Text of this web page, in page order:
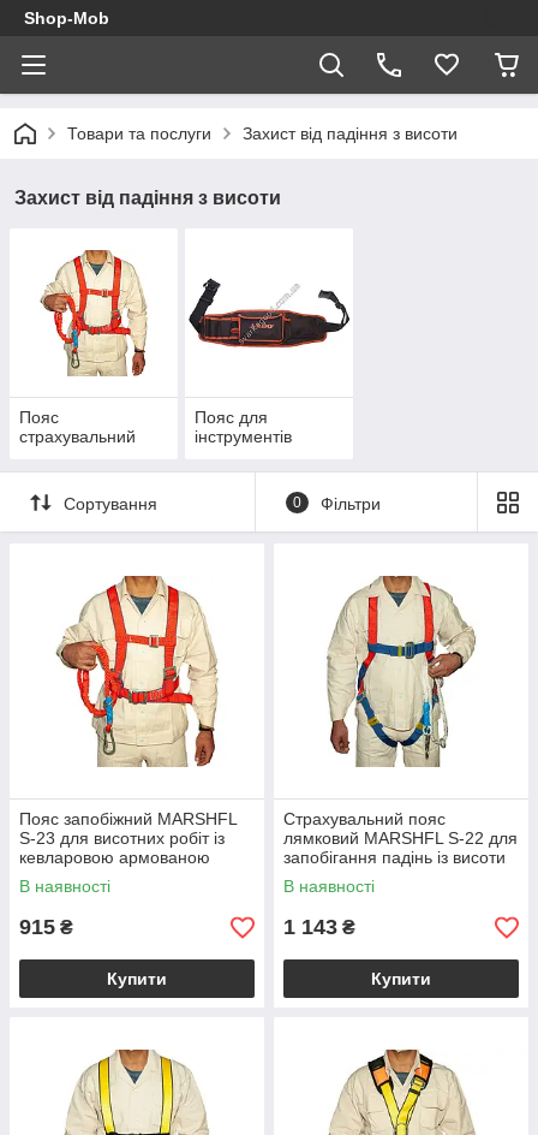
Shop-Mob
Товари та послуги Захист від падіння з висоти
Захист від падіння з висоти
Пояс
страхувальний
Пояс для
інструментів
Сортування 0 Фільтри
Пояс запобіжний MARSHFL
S-23 для висотних робіт із
кевларовою армованою
стрічкою та сталевими
кільцями 2300 кг
В наявності
915 ₴
Купити
Страхувальний пояс
лямковий MARSHFL S-22 для
запобігання падінь із висоти
та евакуації постраждалих
В наявності
1 143 ₴
Купити